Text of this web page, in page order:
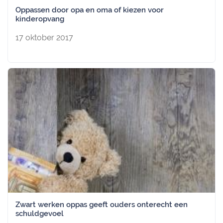
Oppassen door opa en oma of kiezen voor
kinderopvang
17 oktober 2017
Zwart werken oppas geeft ouders onterecht een
schuldgevoel